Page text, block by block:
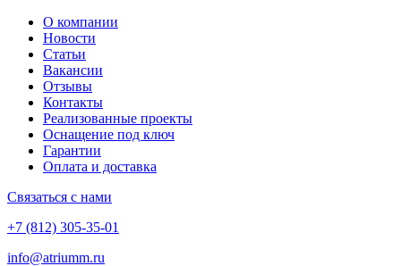
О компании
Новости
Статьи
Вакансии
Отзывы
Контакты
Реализованные проекты
Оснащение под ключ
Гарантии
Оплата и доставка
Связаться с нами
+7 (812) 305-35-01
info@atriumm.ru